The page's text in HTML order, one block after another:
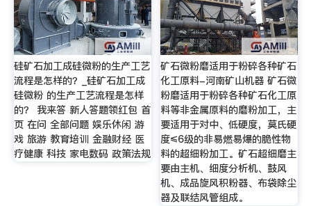
硅矿石加工成硅微粉的生产工艺
流程是怎样的？_硅矿石加工成
硅微粉 的生产工艺流程是怎样
的？ 我来答 新人答题领红包 首
页 在问 全部问题 娱乐休闲 游
戏 旅游 教育培训 金融财经 医
疗健康 科技 家电数码 政策法规
矿石微粉磨适用于粉碎各种矿石
化工原料-河南矿山机器 矿石微
粉磨适用于粉碎各种矿石化工原
料等非金属原料的磨粉加工，主
要适用于对中、低硬度，莫氏硬
度≤6级的非易燃易爆的脆性物
料的超细粉加工。矿石超细磨主
要由主机、细度分析机、鼓风
机、成品旋风积粉器、布袋除尘
器及联结风管组成。